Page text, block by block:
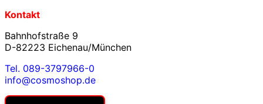
Kontakt
Bahnhofstraße 9
D-82223 Eichenau/München
Tel. 089-3797966-0
info@cosmoshop.de